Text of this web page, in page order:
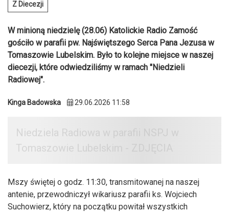
Z Diecezji
W minioną niedzielę (28.06) Katolickie Radio Zamość
gościło w parafii pw. Najświętszego Serca Pana Jezusa w
Tomaszowie Lubelskim. Było to kolejne miejsce w naszej
diecezji, które odwiedziliśmy w ramach "Niedzieli
Radiowej".
Kinga Badowska 29.06.2026 11:58
Mszy świętej o godz. 11:30, transmitowanej na naszej
antenie, przewodniczył wikariusz parafii ks. Wojciech
Suchowierz, który na początku powitał wszystkich